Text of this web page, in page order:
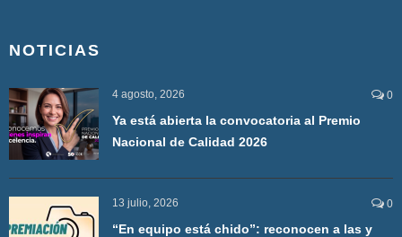
NOTICIAS
4 agosto, 2026 0
Ya está abierta la convocatoria al Premio
Nacional de Calidad 2026
13 julio, 2026 0
“En equipo está chido”: reconocen a las y